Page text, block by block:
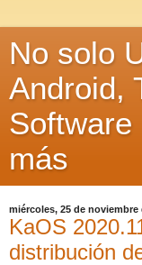
No solo
Android,
más
miércoles, 25 de noviembre
KaOS
distribución